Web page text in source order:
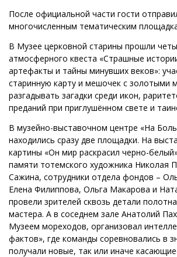
После официальной части гости
многочисленным тематическим
В Музее церковной старины прошли
атмосферного квеста «Страшные
артефакты и тайны минувших веков»:
старинную карту и мешочек с золотыми
разгадывать загадки среди икон,
преданий при приглушённом свете и
В музейно-выставочном центре «На
находились сразу две площадки. На
картины «Он мир раскрасил черно-
памяти тотемского художника Николая
Сажина, сотрудники отдела фондов –
Елена Филиппова, Ольга Макарова и
провели зрителей сквозь детали
мастера. А в соседнем зале Анатолий
Музеем мореходов, организовал
фактов», где команды соревновались в
получали новые, так или иначе